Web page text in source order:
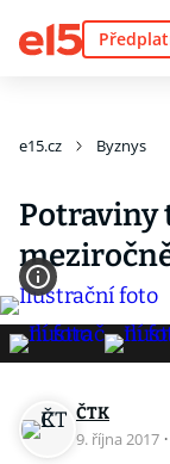
e15.cz Byznys
Potraviny
ČTK
9. října 2017 ·